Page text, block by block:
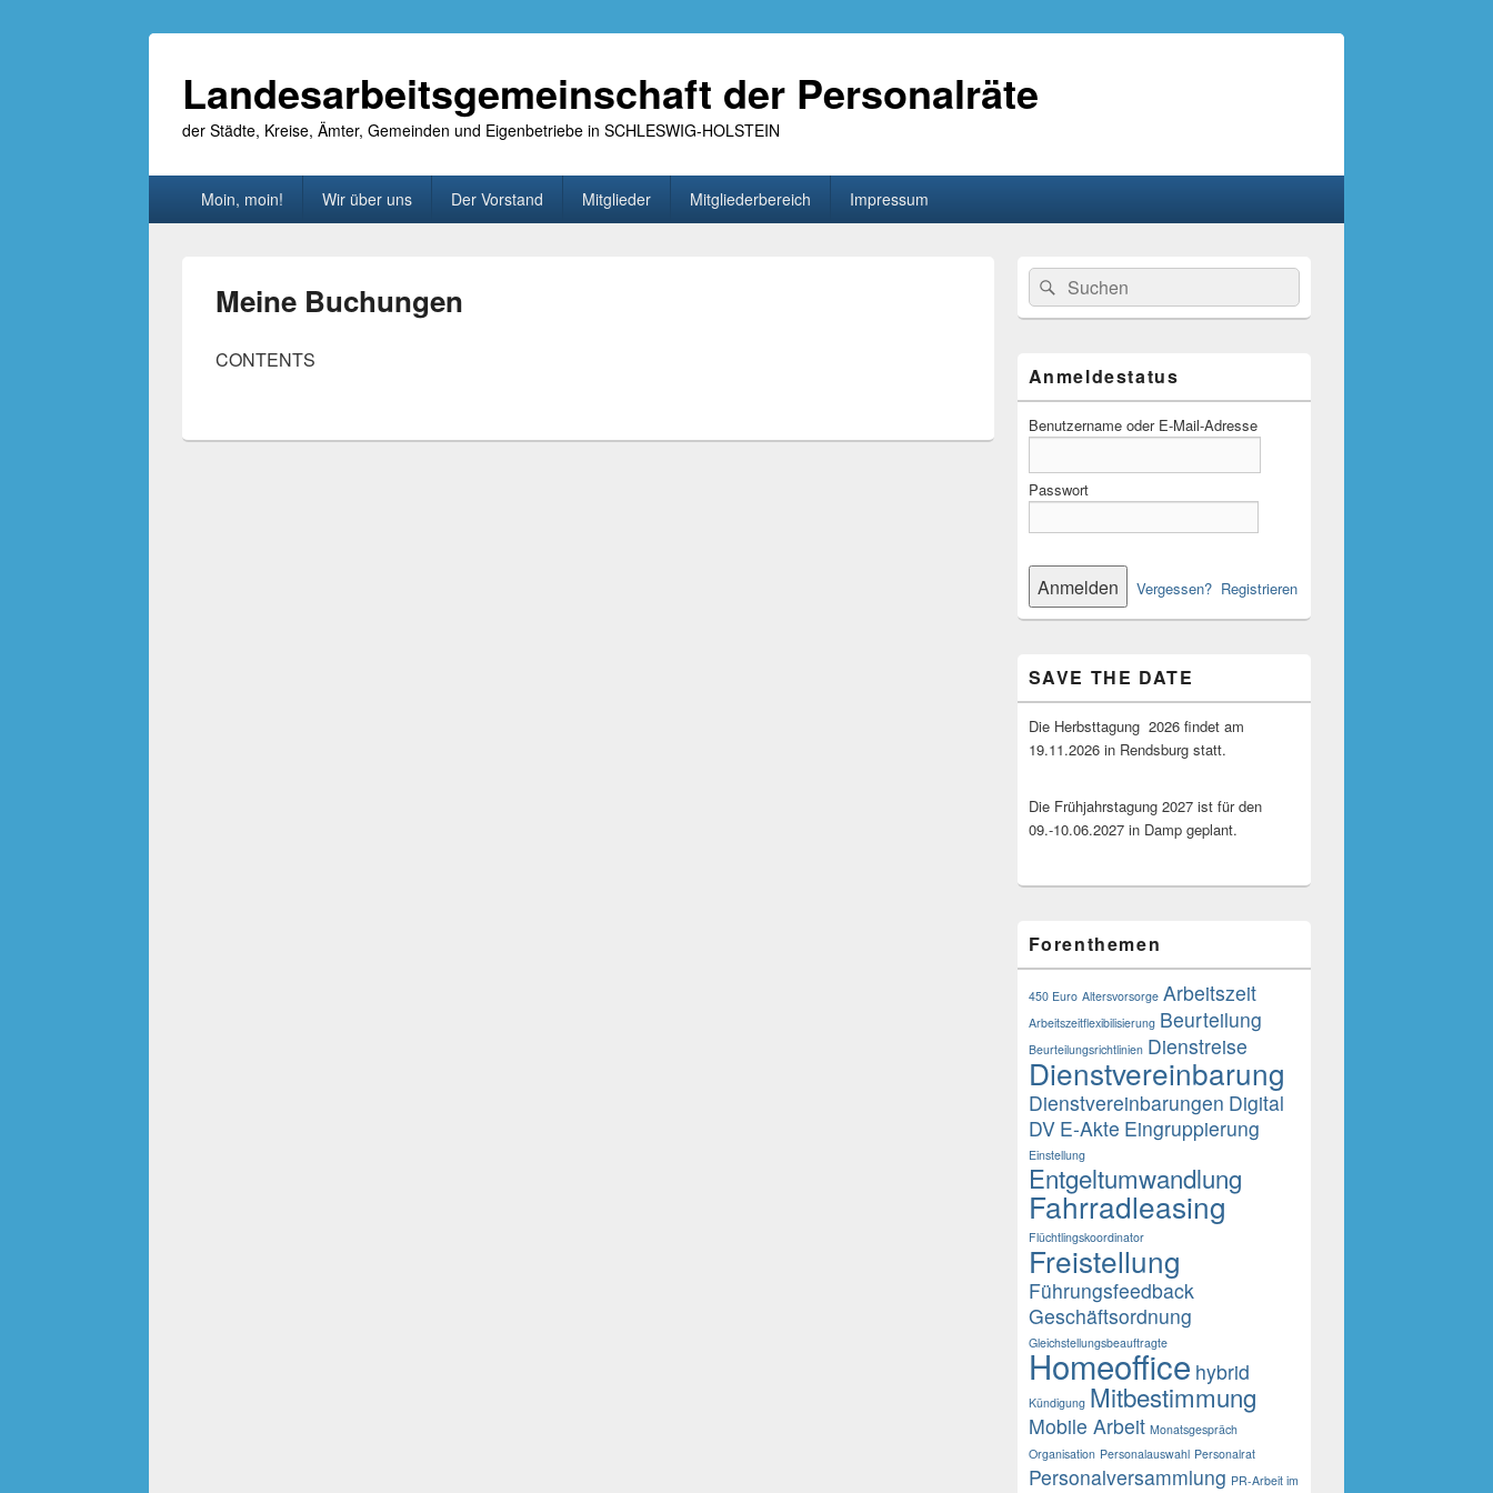
Landesarbeitsgemeinschaft der Personalräte
der Städte, Kreise, Ämter, Gemeinden und Eigenbetriebe in SCHLESWIG-HOLSTEIN
Moin, moin! Wir über uns Der Vorstand Mitglieder Mitgliederbereich Impressum
Meine Buchungen
CONTENTS
Primärer
Seitenleisten-
Widgetbereich
Suche
nach:
Suchen
Anmeldestatus
Benutzername oder E-Mail-Adresse
Passwort
Vergessen? Registrieren
SAVE THE DATE
Die Herbsttagung 2026 findet am
19.11.2026 in Rendsburg statt.
Die Frühjahrstagung 2027 ist für den
09.-10.06.2027 in Damp geplant.
Forenthemen
450 Euro Altersvorsorge Arbeitszeit
Arbeitszeitflexibilisierung Beurteilung
Beurteilungsrichtlinien Dienstreise
Dienstvereinbarung
Dienstvereinbarungen Digital
DV E-Akte Eingruppierung
Einstellung
Entgeltumwandlung
Fahrradleasing
Flüchtlingskoordinator
Freistellung
Führungsfeedback
Geschäftsordnung
Gleichstellungsbeauftragte
Homeoffice hybrid
Kündigung Mitbestimmung
Mobile Arbeit Monatsgespräch
Organisation Personalauswahl Personalrat
Personalversammlung PR-Arbeit im